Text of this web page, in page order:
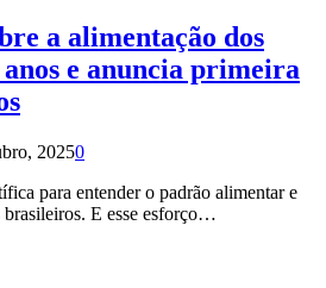
a alimentação dos
e anuncia primeira
20250
para entender o padrão alimentar e
brasileiros. E esse esforço…